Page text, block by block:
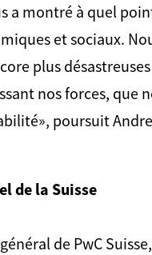
a montré à quel
et sociaux.
plus
nos forces, que
poursuit
de la Suisse
de PwC